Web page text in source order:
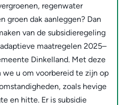
regenwater
groen dak aanleggen? Dan
van de subsidieregeling
maatregelen 2025–
Dinkelland. Met deze
we u om voorbereid te zijn op
zoals hevige
en hitte. Er is subsidie